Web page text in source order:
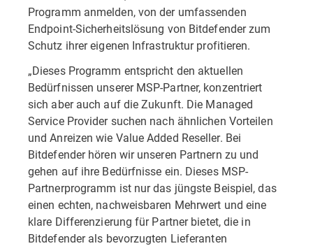
Programm anmelden, von der umfassenden
Endpoint-Sicherheitslösung von Bitdefender zum
Schutz ihrer eigenen Infrastruktur profitieren.
„Dieses Programm entspricht den aktuellen
Bedürfnissen unserer MSP-Partner, konzentriert
sich aber auch auf die Zukunft. Die Managed
Service Provider suchen nach ähnlichen Vorteilen
und Anreizen wie Value Added Reseller. Bei
Bitdefender hören wir unseren Partnern zu und
gehen auf ihre Bedürfnisse ein. Dieses MSP-
Partnerprogramm ist nur das jüngste Beispiel, das
einen echten, nachweisbaren Mehrwert und eine
klare Differenzierung für Partner bietet, die in
Bitdefender als bevorzugten Lieferanten